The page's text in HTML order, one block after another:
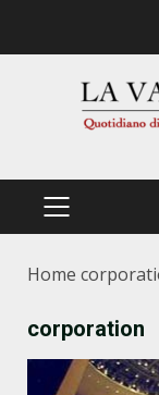
PRIMÄRES
Home
corporation